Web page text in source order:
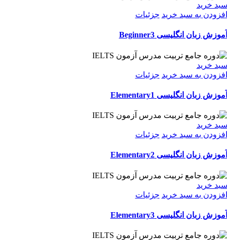
سبد خرید
افزودن به سبد خرید جزئیات
آموزش زبان انگلیسی Beginner3
سبد خرید
افزودن به سبد خرید جزئیات
آموزش زبان انگلیسی Elementary1
سبد خرید
افزودن به سبد خرید جزئیات
آموزش زبان انگلیسی Elementary2
سبد خرید
افزودن به سبد خرید جزئیات
آموزش زبان انگلیسی Elementary3